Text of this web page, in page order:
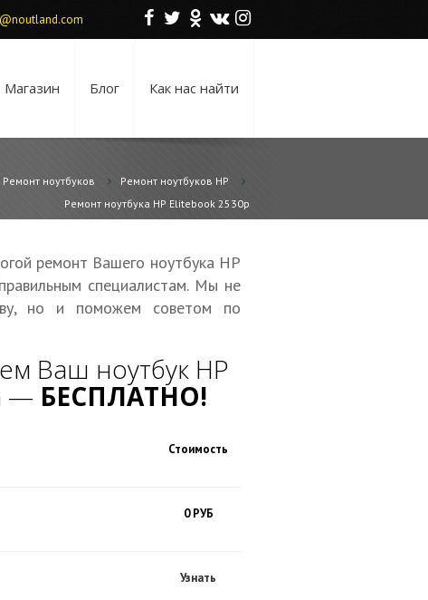
F T O V I
Магазин Блог Как нас найти
Ремонт ноутбуков
Ремонт ноутбуков HP
Ремонт ноутбука HP Elitebook 2530p
ремонт Вашего ноутбука HP
специалистам. Мы не
но и поможем советом по
Ваш ноутбук HP
— БЕСПЛАТНО!
Стоимость
0 РУБ
Узнать